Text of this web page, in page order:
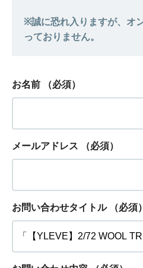
お名前 （必須）
メールアドレス （必須）
お問い合わせタイトル （必須）